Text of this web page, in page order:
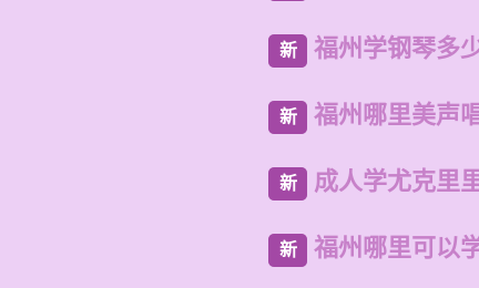
新 福州学钢琴多
新 福州哪里美声
新 成人学尤克里
新 福州哪里可以